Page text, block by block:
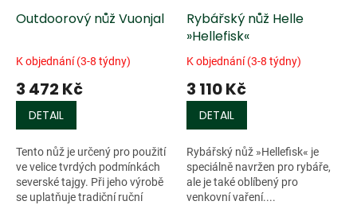
Outdoorový nůž Vuonjal
K objednání (3-8 týdny)
3 472 Kč
DETAIL
Tento nůž je určený pro použití
ve velice tvrdých podmínkách
severské tajgy. Při jeho výrobě
se uplatňuje tradiční ruční
Rybářský nůž Helle
»Hellefisk«
K objednání (3-8 týdny)
3 110 Kč
DETAIL
Rybářský nůž »Hellefisk« je
speciálně navržen pro rybáře,
ale je také oblíbený pro
venkovní vaření....